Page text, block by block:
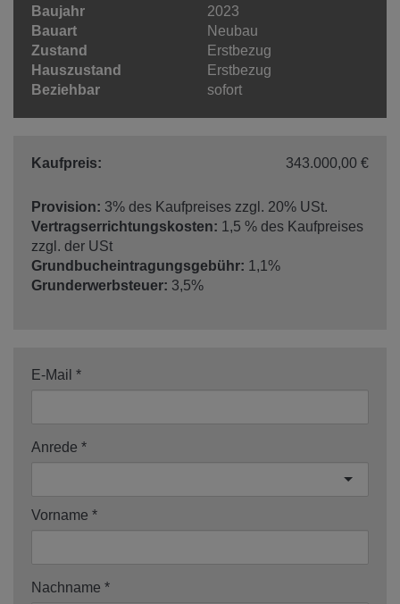
Baujahr
2023
Bauart
Neubau
Zustand
Erstbezug
Hauszustand
Erstbezug
Beziehbar
sofort
Kaufpreis: 343.000,00 €
Provision: 3% des Kaufpreises zzgl. 20% USt.
Vertragserrichtungskosten: 1,5 % des Kaufpreises
zzgl. der USt
Grundbucheintragungsgebühr: 1,1%
Grunderwerbsteuer: 3,5%
E-Mail
Anrede
Vorname
Nachname